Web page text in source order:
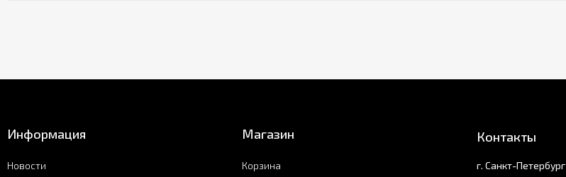
Информация
Новости
Магазин
Корзина
Контакты
г. Санкт-Петербург